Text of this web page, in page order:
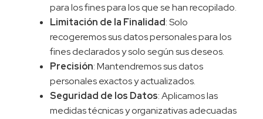
para los fines para los que se han recopilado.
Limitación de la Finalidad: Solo
recogeremos sus datos personales para los
fines declarados y solo según sus deseos.
Precisión: Mantendremos sus datos
personales exactos y actualizados.
Seguridad de los Datos: Aplicamos las
medidas técnicas y organizativas adecuadas